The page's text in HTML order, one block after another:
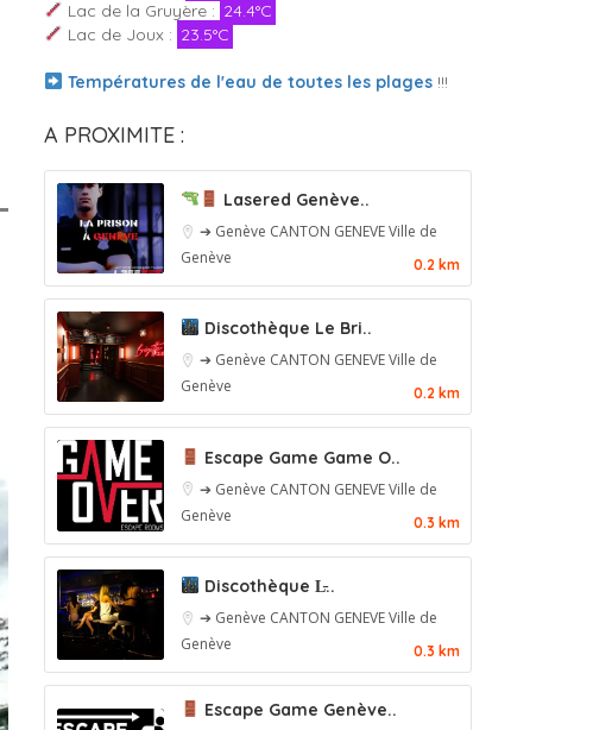
Lac de la Gruyère : 24.4°C
Lac de Joux : 23.5°C
Températures de l'eau de toutes les plages!!!
A PROXIMITE :
Lasered Genève..
➔ Genève CANTON GENEVEVille de
Genève
0.2 km
Discothèque Le Bri..
➔ Genève CANTON GENEVEVille de
Genève
0.2 km
Escape Game Game O..
➔ Genève CANTON GENEVEVille de
Genève
0.3 km
Discothèque L̵..
➔ Genève CANTON GENEVEVille de
Genève
0.3 km
Escape Game Genève..